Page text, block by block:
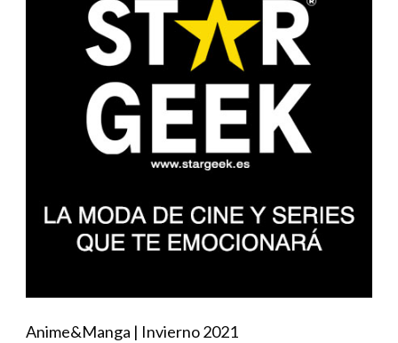
Anime&Manga | Invierno 2021